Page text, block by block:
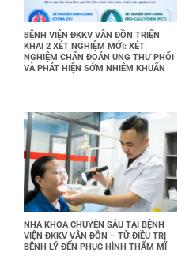
BỆNH VIỆN ĐKKV VÂN ĐỒN TRIỂN
KHAI 2 XÉT NGHIỆM MỚI: XÉT
NGHIỆM CHẨN ĐOÁN UNG THƯ PHỔI
VÀ PHÁT HIỆN SỚM NHIỄM KHUẨN
NHA KHOA CHUYÊN SÂU TẠI BỆNH
VIỆN ĐKKV VÂN ĐỒN – TỪ ĐIỀU TRỊ
BỆNH LÝ ĐẾN PHỤC HÌNH THẨM MĨ